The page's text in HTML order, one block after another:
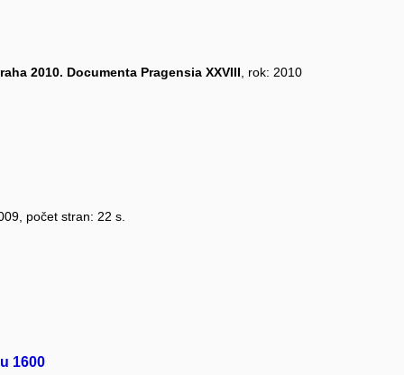
2010. Documenta Pragensia XXVIII , rok: 2010
počet stran: 22 s.
1600